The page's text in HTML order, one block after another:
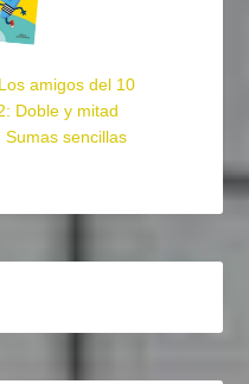
amigos del 10
Doble y mitad
sencillas